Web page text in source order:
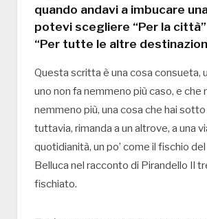
quando andavi a imbucare
potevi scegliere “Per la
“Per tutte le altre
Questa scritta è una cosa consueta,
uno non fa nemmeno più caso, e che
nemmeno più, una cosa che hai sotto
tuttavia, rimanda a un altrove, a una
quotidianità, un po’ come il fischio
Belluca nel racconto di Pirandello Il
fischiato.